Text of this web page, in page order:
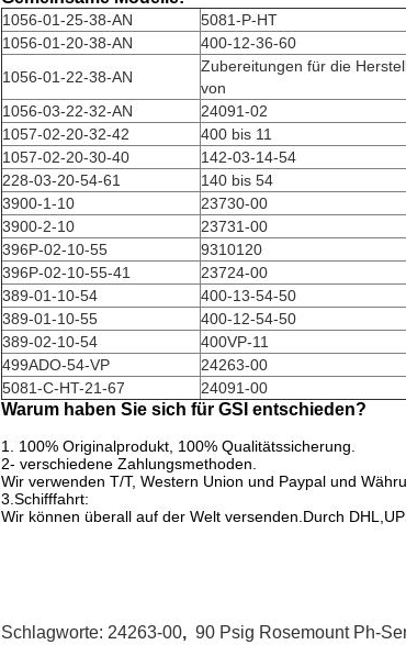
1056-01-25-38-AN
5081-P-HT
1056-01-20-38-AN
400-12-36-60
1056-01-22-38-AN
Zubereitungen für die
von
1056-03-22-32-AN
24091-02
1057-02-20-32-42
400 bis 11
1057-02-20-30-40
142-03-14-54
228-03-20-54-61
140 bis 54
3900-1-10
23730-00
3900-2-10
23731-00
396P-02-10-55
9310120
396P-02-10-55-41
23724-00
389-01-10-54
400-13-54-50
389-01-10-55
400-12-54-50
389-02-10-54
400VP-11
499ADO-54-VP
24263-00
5081-C-HT-21-67
24091-00
Warum haben Sie sich für GSI entschieden?
1. 100% Originalprodukt, 100% Qualitätssicherung.
2- verschiedene Zahlungsmethoden.
Wir verwenden T/T, Western Union und Paypal und
3.Schifffahrt:
Wir können überall auf der Welt versenden.Durch
Schlagworte: 24263-00, 90 Psig Rosemount Ph-